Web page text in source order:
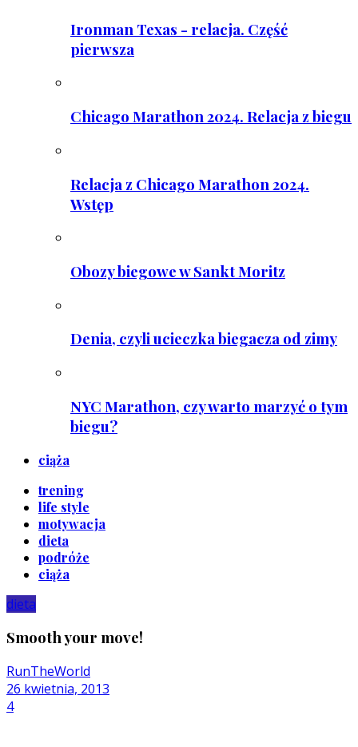
Ironman Texas - relacja. Część
pierwsza
Chicago Marathon 2024. Relacja z biegu
Relacja z Chicago Marathon 2024.
Wstęp
Obozy biegowe w Sankt Moritz
Denia, czyli ucieczka biegacza od zimy
NYC Marathon, czy warto marzyć o tym
biegu?
ciąża
trening
life style
motywacja
dieta
podróże
ciąża
dieta
Smooth your move!
RunTheWorld
26 kwietnia, 2013
4